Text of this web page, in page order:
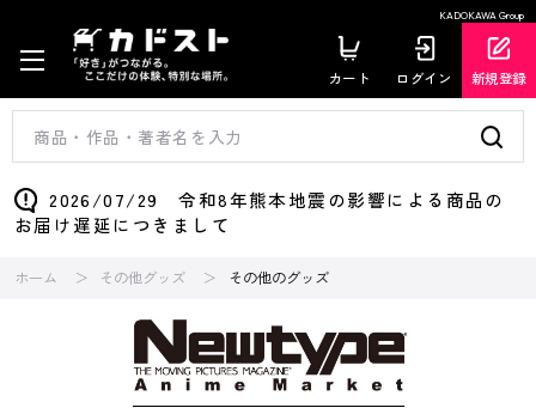
KADOKAWA Group
カート ログイン 新規登録
2026/07/29 令和8年熊本地震の影響による商品の
お届け遅延につきまして
ホーム その他グッズ その他のグッズ